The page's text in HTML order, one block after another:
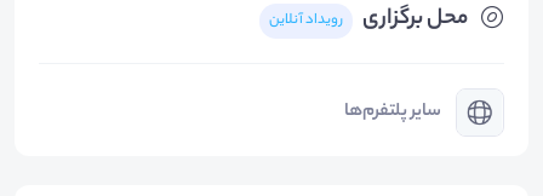
محل برگزاری رویداد آنلاین
سایر پلتفرم‌ها